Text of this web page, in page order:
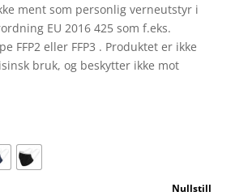
ment som personlig verneutstyr i
EU 2016 425 som f.eks.
FFP2 eller FFP3 . Produktet er ikke
bruk, og beskytter ikke mot
Nullstill